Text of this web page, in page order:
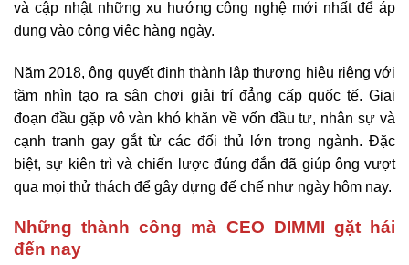
và cập nhật những xu hướng công nghệ mới nhất để áp
dụng vào công việc hàng ngày.
Năm 2018, ông quyết định thành lập thương hiệu riêng với
tầm nhìn tạo ra sân chơi giải trí đẳng cấp quốc tế. Giai
đoạn đầu gặp vô vàn khó khăn về vốn đầu tư, nhân sự và
cạnh tranh gay gắt từ các đối thủ lớn trong ngành. Đặc
biệt, sự kiên trì và chiến lược đúng đắn đã giúp ông vượt
qua mọi thử thách để gây dựng đế chế như ngày hôm nay.
Những thành công mà CEO DIMMI gặt hái
đến nay